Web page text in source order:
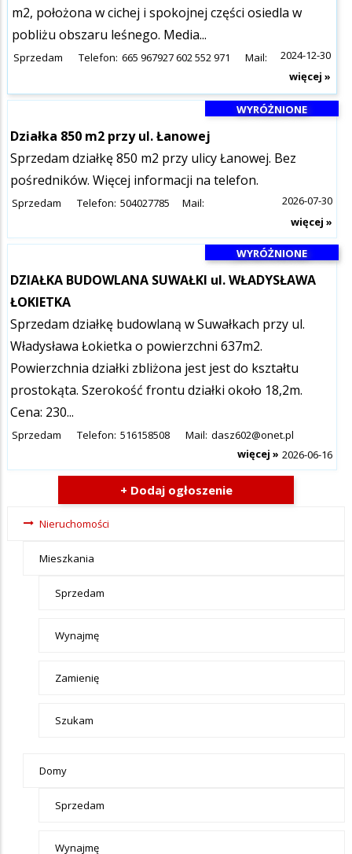
m2, położona w cichej i spokojnej części osiedla w
pobliżu obszaru leśnego. Media...
Sprzedam Telefon: 665 967927 602 552 971 Mail:
2024-12-30
więcej »
Działka 850 m2 przy ul. Łanowej
WYRÓŻNIONE
Sprzedam działkę 850 m2 przy ulicy Łanowej. Bez
pośredników. Więcej informacji na telefon.
Sprzedam Telefon: 504027785 Mail:
2026-07-30
więcej »
DZIAŁKA BUDOWLANA SUWAŁKI ul. WŁADYSŁAWA
ŁOKIETKA
SPECJALNE-PROMOWANE
WYRÓŻNIONE
Sprzedam działkę budowlaną w Suwałkach przy ul.
Władysława Łokietka o powierzchni 637m2.
Powierzchnia działki zbliżona jest jest do kształtu
prostokąta. Szerokość frontu działki około 18,2m.
Cena: 230...
Sprzedam Telefon: 516158508 Mail: dasz602@onet.pl
2026-06-16
więcej »
+ Dodaj ogłoszenie
Ogłoszenia -
Nieruchomosci
Nieruchomości
Mieszkania
Sprzedam
Wynajmę
Zamienię
Szukam
Domy
Sprzedam
Wynajmę